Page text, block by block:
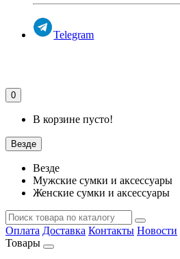
Telegram
0
В корзине пусто!
Везде
Везде
Мужские сумки и аксессуары
Женские сумки и аксессуары
Оплата Доставка Контакты Новости
Товары